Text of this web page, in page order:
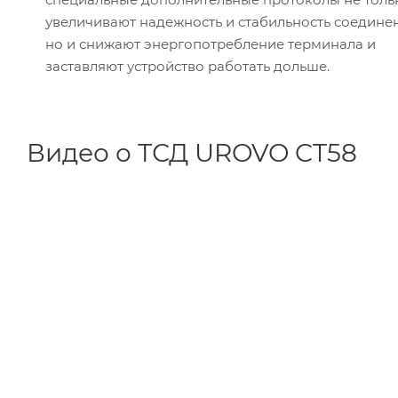
увеличивают надежность и стабильность
но и снижают энергопотребление терминала и
заставляют устройство работать дольше.
Видео о ТСД UROVO CT58